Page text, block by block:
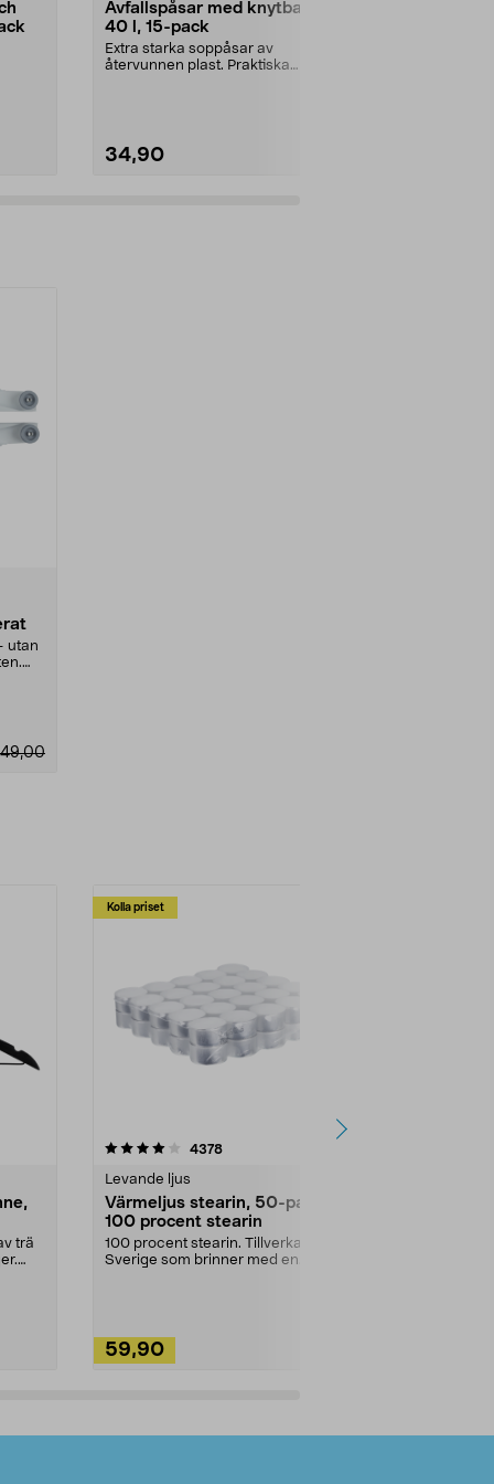
Avfallspåsar med knytband
40 l, 15-pack
Extra starka soppåsar av
återvunnen plast. Praktiska
34,90
utan
trä
Kolla priset
4378recensioner
Levande ljus
Värmeljus stearin, 50-pack,
100 procent stearin
100 procent stearin. Tillverkade i
Sverige som brinner med en
59,90
4.5av 5 stjärnor